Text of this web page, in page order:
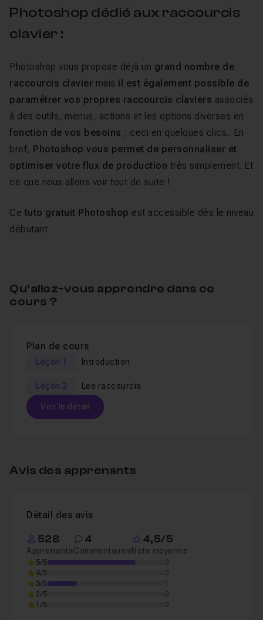
Photoshop dédié aux raccourcis
clavier :
Photoshop vous propose déjà un grand nombre de
raccourcis clavier mais il est également possible de
paramétrer vos propres raccourcis claviers associés
à des outils, menus, actions et les options diverses en
fonction de vos besoins ; ceci en quelques clics.. En
bref, Photoshop vous permet de personnaliser et
optimiser votre flux de production très simplement. Et
ce que nous allons voir tout de suite !
Ce tuto gratuit Photoshop est accessible dès le niveau
débutant
Qu’allez-vous apprendre dans ce
cours ?
Plan de cours
Leçon 1 Introduction
Leçon 2 Les raccourcis
Voir le détail
Avis des apprenants
Détail des avis
528
Apprenants
4
Commentaires
4,5/5
Note moyenne
5/5
3
4/5
0
3/5
1
2/5
0
1/5
0